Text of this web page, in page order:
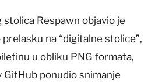
stolica Respawn objavio je
na “digitalne stolice”,
u obliku PNG formata,
ponudio snimanje